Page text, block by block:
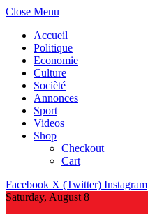
Close Menu
Accueil
Politique
Economie
Culture
Socièté
Annonces
Sport
Videos
Shop
Checkout
Cart
Facebook X (Twitter) Instagram
Saturday, August 8